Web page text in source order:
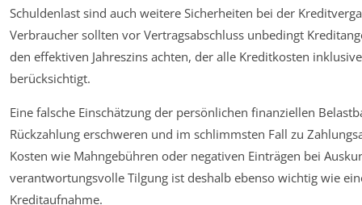
Schuldenlast sind auch weitere Sicherheiten bei der
Verbraucher sollten vor Vertragsabschluss unbedingt
den effektiven Jahreszins achten, der alle Kreditkosten
berücksichtigt.
Eine falsche Einschätzung der persönlichen finanziellen
Rückzahlung erschweren und im schlimmsten Fall zu
Kosten wie Mahngebühren oder negativen Einträgen bei
verantwortungsvolle Tilgung ist deshalb ebenso wichtig wie
Kreditaufnahme.